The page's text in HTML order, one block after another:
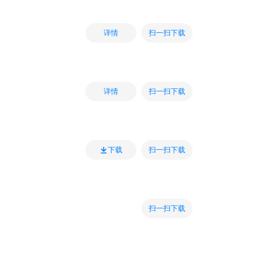
详情 扫一扫下载
详情 扫一扫下载
下载 扫一扫下载
扫一扫下载